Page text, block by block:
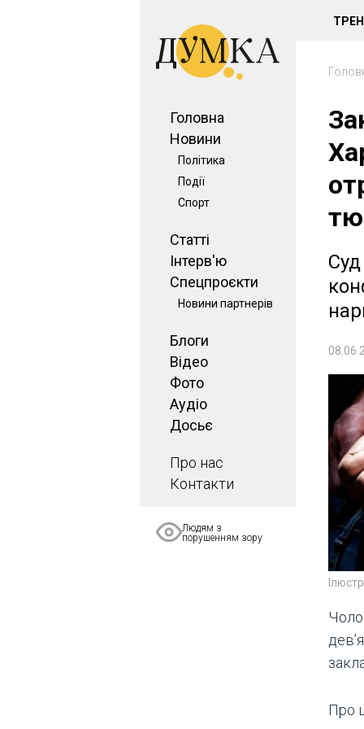
Головна
Новини
Політика
Події
Спорт
Статті
Інтерв'ю
Спецпроєкти
Новини партнерів
Блоги
Відео
Фото
Аудіо
Досьє
Про нас
Контакти
Людям з
порушенням зору
Про